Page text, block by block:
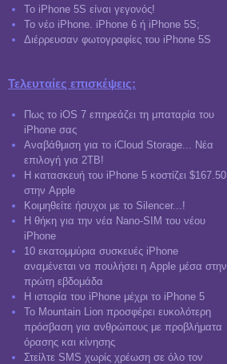
Το iPhone 5S είναι γεγονός!
Το νέο iPhone. iPhone 6 ή iPhone 5S;
Διέρρευσαν φωτογραφίες του iPhone 5S
Τελευταίες επισκέψεις:
Πως το iOS 7 επηρεάζει τη μπαταρία του
iPhone σας
Αναβάθμιση για το iCloud Storage... Νέα
επιλογή για 2TB!
Η κατασκευή του iPhone 5 κοστίζει $167.50
στην Apple
Κοιμηθείτε ήσυχοι με το Silencer...!
Η θήκη για την νέα Nano-SIM του νέου
iPhone
10 εκατομμύρια συσκευές iPhone
αναμένεται να πουλήσει η Apple μέσα στην
πρώτη εβδομάδα
Η ιστορία του iPhone μέχρι το iPhone 5
Το Mountain Lion προσφέρει ευκολότερη
πρόσβαση για ανθρώπους με προβλήματα
όρασης και κίνησης
Στείλτε SMS χωρίς χρέωση σε όλο τον